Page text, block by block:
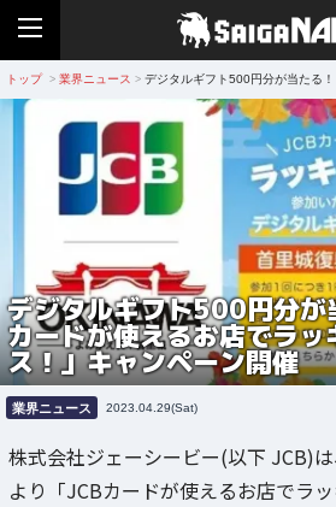
トップ > 業界ニュース > デジタルギフト500円分が当たる
デジタルギフト500円分が
カードが使えるお店でラッ
ス！」キャンペーン開催
業界ニュース 2023.04.29(Sat)
株式会社ジェーシービー(以下 JCB)
より「JCBカードが使えるお店でラ